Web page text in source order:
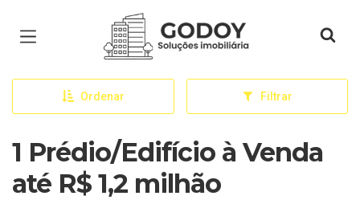
Página inicial
Ordenar Filtrar
1 Prédio/Edifício à Venda
até R$ 1,2 milhão